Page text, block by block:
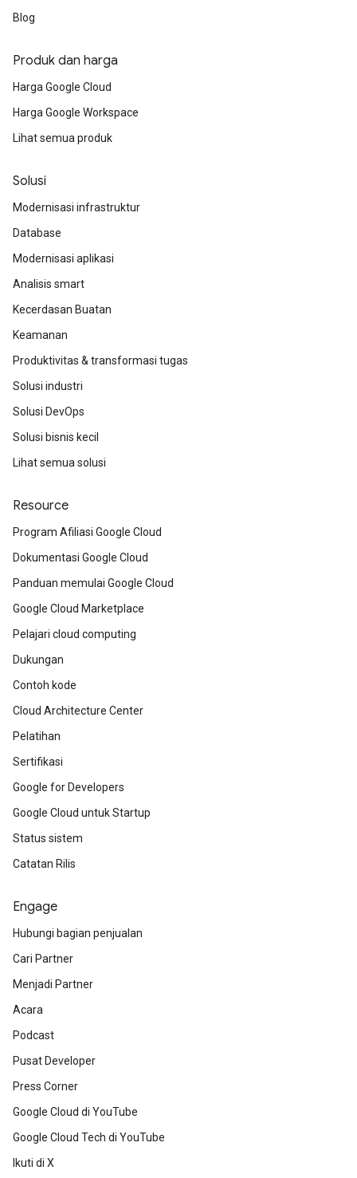
Blog
Produk dan harga
Harga Google Cloud
Harga Google Workspace
Lihat semua produk
Solusi
Modernisasi infrastruktur
Database
Modernisasi aplikasi
Analisis smart
Kecerdasan Buatan
Keamanan
Produktivitas & transformasi tugas
Solusi industri
Solusi DevOps
Solusi bisnis kecil
Lihat semua solusi
Resource
Program Afiliasi Google Cloud
Dokumentasi Google Cloud
Panduan memulai Google Cloud
Google Cloud Marketplace
Pelajari cloud computing
Dukungan
Contoh kode
Cloud Architecture Center
Pelatihan
Sertifikasi
Google for Developers
Google Cloud untuk Startup
Status sistem
Catatan Rilis
Engage
Hubungi bagian penjualan
Cari Partner
Menjadi Partner
Acara
Podcast
Pusat Developer
Press Corner
Google Cloud di YouTube
Google Cloud Tech di YouTube
Ikuti di X